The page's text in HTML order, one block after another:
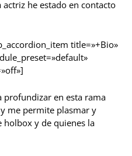
he estado en contacto
title=»+Bio»
profundizar en esta rama
me permite plasmar y
y de quienes la